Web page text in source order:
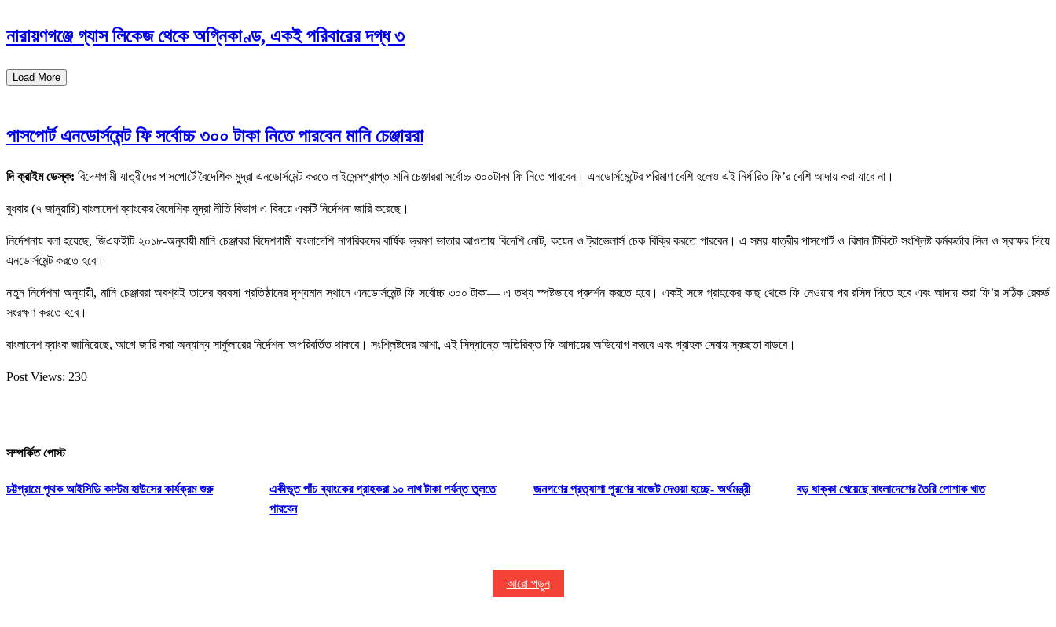
নারায়ণগঞ্জে গ্যাস লিকেজ থেকে অগ্নিকাণ্ড, একই পরিবারের দগ্ধ ৩
Load More
পাসপোর্ট এনডোর্সমেন্ট ফি সর্বোচ্চ ৩০০ টাকা নিতে পারবেন মানি চেঞ্জাররা
দি ক্রাইম ডেস্ক: বিদেশগামী যাত্রীদের পাসপোর্টে বৈদেশিক মুদ্রা এনডোর্সমেন্ট করতে লাইসেন্সপ্রাপ্ত মানি চেঞ্জাররা সর্বোচ্চ ৩০০টাকা ফি নিতে পারবেন। এনডোর্সমেন্টের পরিমাণ বেশি হলেও এই নির্ধারিত ফি’র বেশি আদায় করা যাবে না।
বুধবার (৭ জানুয়ারি) বাংলাদেশ ব্যাংকের বৈদেশিক মুদ্রা নীতি বিভাগ এ বিষয়ে একটি নির্দেশনা জারি করেছে।
নির্দেশনায় বলা হয়েছে, জিএফইটি ২০১৮-অনুযায়ী মানি চেঞ্জাররা বিদেশগামী বাংলাদেশি নাগরিকদের বার্ষিক ভ্রমণ ভাতার আওতায় বিদেশি নোট, কয়েন ও ট্রাভেলার্স চেক বিক্রি করতে পারবেন। এ সময় যাত্রীর পাসপোর্ট ও বিমান টিকিটে সংশ্লিষ্ট কর্মকর্তার সিল ও স্বাক্ষর দিয়ে
এনডোর্সমেন্ট করতে হবে।
নতুন নির্দেশনা অনুযায়ী, মানি চেঞ্জাররা অবশ্যই তাদের ব্যবসা প্রতিষ্ঠানের দৃশ্যমান স্থানে এনডোর্সমেন্ট ফি সর্বোচ্চ ৩০০ টাকা— এ তথ্য স্পষ্টভাবে প্রদর্শন করতে হবে। একই সঙ্গে গ্রাহকের কাছ থেকে ফি নেওয়ার পর রসিদ দিতে হবে এবং আদায় করা ফি’র সঠিক রেকর্ড
সংরক্ষণ করতে হবে।
বাংলাদেশ ব্যাংক জানিয়েছে, আগে জারি করা অন্যান্য সার্কুলারের নির্দেশনা অপরিবর্তিত থাকবে। সংশ্লিষ্টদের আশা, এই সিদ্ধান্তে অতিরিক্ত ফি আদায়ের অভিযোগ কমবে এবং গ্রাহক সেবায় স্বচ্ছতা বাড়বে।
Post Views: 230
সম্পর্কিত পোস্ট
চট্টগ্রামে পৃথক আইসিডি কাস্টম হাউসের কার্যক্রম শুরু
একীভূত পাঁচ ব্যাংকের গ্রাহকরা ১০ লাখ টাকা পর্যন্ত তুলতে
পারবেন
জনগণের প্রত্যাশা পূরণের বাজেট দেওয়া হচ্ছে- অর্থমন্ত্রী বড় ধাক্কা খেয়েছে বাংলাদেশের তৈরি পোশাক খাত
আরো পড়ুন